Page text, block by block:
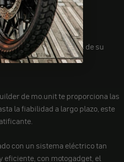
el mazo de cables de su
de mo.unit te proporciona las
la fiabilidad a largo plazo, este
con un sistema eléctrico tan
eficiente, con motogadget, el